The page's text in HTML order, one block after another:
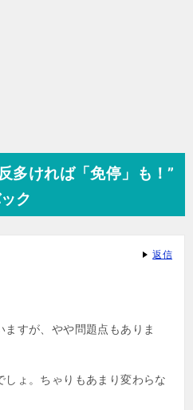
多ければ「免停」も！”
ク
すが、やや問題点もありま
ょ。ちゃりもあまり変わらな
返信